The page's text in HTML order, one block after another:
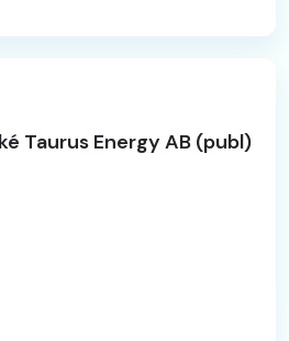
Taurus Energy AB (publ)